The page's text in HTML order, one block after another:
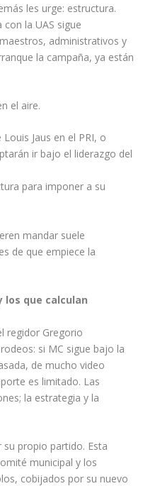
les urge: estructura.
la UAS sigue
administrativos y
la campaña, ya están
el aire.
Jaus en el PRI, o
ir bajo el liderazgo del
para imponer a su
mandar suele
de que empiece la
los que calculan
regidor Gregorio
si MC sigue bajo la
de mucho video
es limitado. Las
la estrategia y la
propio partido. Esta
municipal y los
cobijados por su nuevo